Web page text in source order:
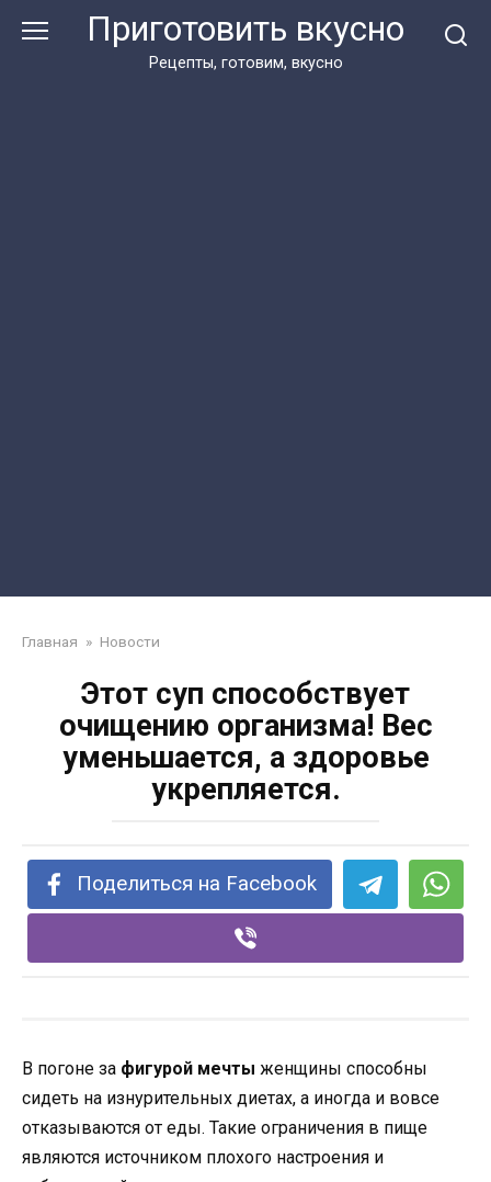
Приготовить вкусно
Рецепты, готовим, вкусно
Главная » Новости
Этот суп способствует
очищению организма! Вес
уменьшается, а здоровье
укрепляется.
Поделиться на Facebook
В погоне за фигурой мечты женщины способны
сидеть на изнурительных диетах, а иногда и вовсе
отказываются от еды. Такие ограничения в пище
являются источником плохого настроения и